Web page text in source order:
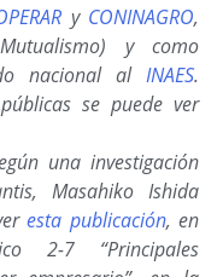
y CONINAGRO,
y como
nacional al INAES.
se puede ver
una investigación
Masahiko Ishida
esta publicación, en
2-7 “Principales